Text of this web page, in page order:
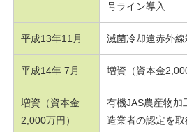
号ライン導入
平成13年11月 滅菌冷却遠赤外
平成14年 7月 増資（資本金
増資（資本金
2,000万円）
有機JAS農産物加
造業者の認定を取